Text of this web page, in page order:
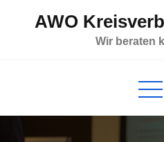
AWO
Wir beraten